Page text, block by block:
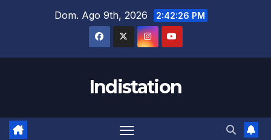
Dom. Ago 9th, 2026 2:42:26 PM
Indistation